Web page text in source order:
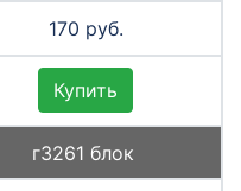
170 руб.
Купить
г3261 блок